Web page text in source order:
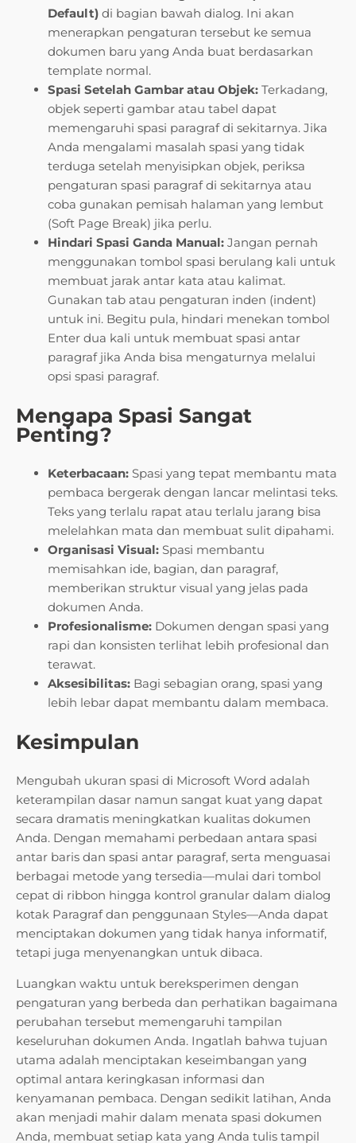
Default) di bagian bawah dialog. Ini akan
menerapkan pengaturan tersebut ke semua
dokumen baru yang Anda buat berdasarkan
template normal.
Spasi Setelah Gambar atau Objek: Terkadang,
objek seperti gambar atau tabel dapat
memengaruhi spasi paragraf di sekitarnya. Jika
Anda mengalami masalah spasi yang tidak
terduga setelah menyisipkan objek, periksa
pengaturan spasi paragraf di sekitarnya atau
coba gunakan pemisah halaman yang lembut
(Soft Page Break) jika perlu.
Hindari Spasi Ganda Manual: Jangan pernah
menggunakan tombol spasi berulang kali untuk
membuat jarak antar kata atau kalimat.
Gunakan tab atau pengaturan inden (indent)
untuk ini. Begitu pula, hindari menekan tombol
Enter dua kali untuk membuat spasi antar
paragraf jika Anda bisa mengaturnya melalui
opsi spasi paragraf.
Mengapa Spasi Sangat
Penting?
Keterbacaan: Spasi yang tepat membantu mata
pembaca bergerak dengan lancar melintasi teks.
Teks yang terlalu rapat atau terlalu jarang bisa
melelahkan mata dan membuat sulit dipahami.
Organisasi Visual: Spasi membantu
memisahkan ide, bagian, dan paragraf,
memberikan struktur visual yang jelas pada
dokumen Anda.
Profesionalisme: Dokumen dengan spasi yang
rapi dan konsisten terlihat lebih profesional dan
terawat.
Aksesibilitas: Bagi sebagian orang, spasi yang
lebih lebar dapat membantu dalam membaca.
Kesimpulan
Mengubah ukuran spasi di Microsoft Word adalah
keterampilan dasar namun sangat kuat yang dapat
secara dramatis meningkatkan kualitas dokumen
Anda. Dengan memahami perbedaan antara spasi
antar baris dan spasi antar paragraf, serta menguasai
berbagai metode yang tersedia—mulai dari tombol
cepat di ribbon hingga kontrol granular dalam dialog
kotak Paragraf dan penggunaan Styles—Anda dapat
menciptakan dokumen yang tidak hanya informatif,
tetapi juga menyenangkan untuk dibaca.
Luangkan waktu untuk bereksperimen dengan
pengaturan yang berbeda dan perhatikan bagaimana
perubahan tersebut memengaruhi tampilan
keseluruhan dokumen Anda. Ingatlah bahwa tujuan
utama adalah menciptakan keseimbangan yang
optimal antara keringkasan informasi dan
kenyamanan pembaca. Dengan sedikit latihan, Anda
akan menjadi mahir dalam menata spasi dokumen
Anda, membuat setiap kata yang Anda tulis tampil